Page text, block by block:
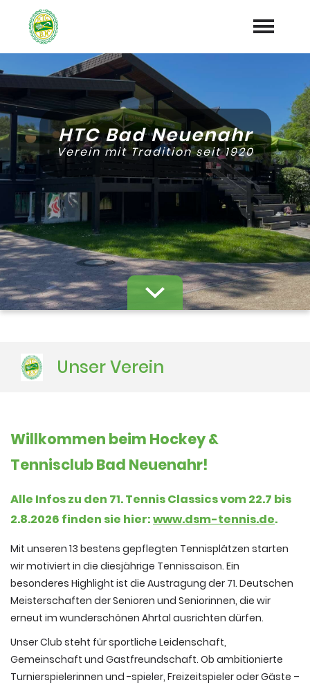
Startseite
News
Termine
Jugend/Förderverein
Tennis
Hockey
Volleyball
Vorstand
Galerie
Sponsoren
HTC Bad Neuenahr
Verein mit Tradition seit 1920
Unser Verein
Willkommen beim Hockey &
Tennisclub Bad Neuenahr!
Alle Infos zu den 71. Tennis Classics vom 22.7 bis
2.8.2026 finden sie hier:www.dsm-tennis.de.
Mit unseren 13 bestens gepflegten Tennisplätzen starten
wir motiviert in die diesjährige Tennissaison. Ein
besonderes Highlight ist die Austragung der 71. Deutschen
Meisterschaften der Senioren und Seniorinnen, die wir
erneut im wunderschönen Ahrtal ausrichten dürfen.
Unser Club steht für sportliche Leidenschaft,
Gemeinschaft und Gastfreundschaft. Ob ambitionierte
Turnierspielerinnen und -spieler, Freizeitspieler oder Gäste –